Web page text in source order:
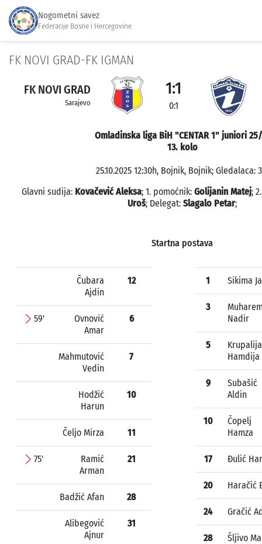
Nogometni savez
Federacije Bosne i Hercegovine
FK NOVI GRAD-FK IGMAN
FK NOVI GRAD
Sarajevo
1:1
0:1
Omladinska liga BiH "CENTAR 1" juniori
13. kolo
25.10.2025 12:30h, Bojnik, Bojnik; Gledalaca:
Glavni sudija: Kovačević Aleksa; 1. pomoćnik: Golijanin Matej;
Uroš; Delegat: Slagalo Petar;
Startna postava
Čubara
Ajdin
12
59'
Ovnović
Amar
6
Mahmutović
Vedin
7
Hodžić
Harun
10
Čeljo Mirza 11
75'
Ramić
Arman
21
Badžić Afan 28
Alibegović
Ajnur
31
1 Sikima
3
Nadir
5
Krupalija
Hamdija
9
Subašić
Aldin
10
Čopelj
Hamza
17 Đulić
20 Haračić
24 Gračić
28 Šljivo